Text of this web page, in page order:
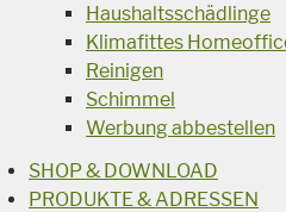
Haushaltsschädlinge
Klimafittes
Reinigen
Schimmel
Werbung abbestellen
SHOP & DOWNLOAD
PRODUKTE & ADRESSEN